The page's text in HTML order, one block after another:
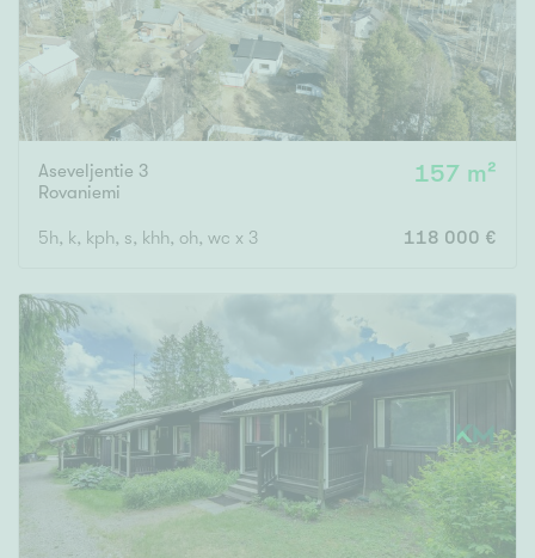
Aseveljentie 3
Rovaniemi
157 m²
5h, k, kph, s, khh, oh, wc x 3 118 000 €